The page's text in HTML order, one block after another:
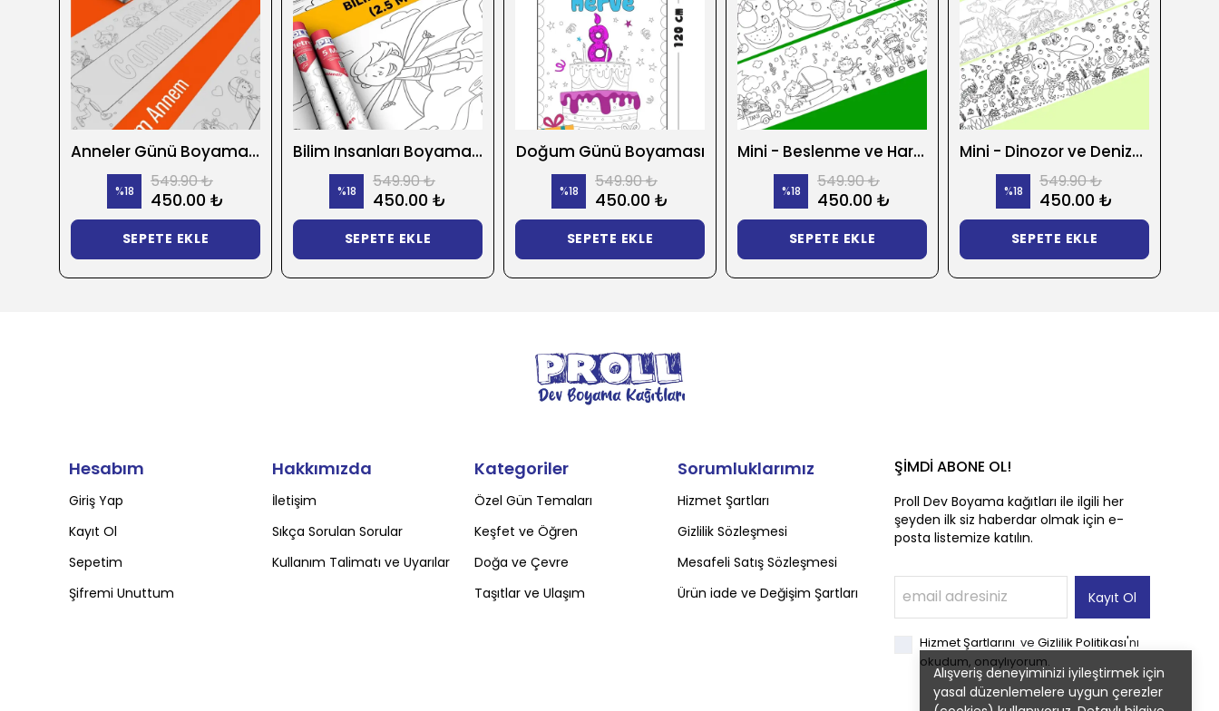
Alışveriş deneyiminizi iyileştirmek için
yasal düzenlemelere uygun çerezler
Anneler Günü Boyama Kağıdı
%18 549.90 ₺
450.00 ₺
SEPETE EKLE
Bilim Insanları Boyama Kağıdı
%18 549.90 ₺
450.00 ₺
SEPETE EKLE
Doğum Günü Boyaması
%18 549.90 ₺
450.00 ₺
SEPETE EKLE
Mini - Beslenme ve Harfler 2'li Boyama Kağıdı
%18 549.90 ₺
450.00 ₺
SEPETE EKLE
Mini - Dinozor ve Denizaltında Yaşam 2'li Boyama Kağıdı
%18 549.90 ₺
450.00 ₺
SEPETE EKLE
Hesabım
Giriş Yap
Kayıt Ol
Sepetim
Şifremi Unuttum
Hakkımızda
İletişim
Sıkça Sorulan Sorular
Kullanım Talimatı ve Uyarılar
Kategoriler
Özel Gün Temaları
Keşfet ve Öğren
Doğa ve Çevre
Taşıtlar ve Ulaşım
Sorumluklarımız
Hizmet Şartları
Gizlilik Sözleşmesi
Mesafeli Satış Sözleşmesi
Ürün iade ve Değişim Şartları
ŞİMDİ ABONE OL!
Proll Dev Boyama kağıtları ile ilgili her
şeyden ilk siz haberdar olmak için e-
posta listemize katılın.
Kayıt Ol
Hizmet Şartlarını ve Gizlilik Politikası'nı
okudum, onaylıyorum.